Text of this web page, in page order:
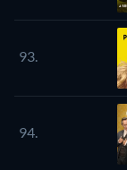
93.
94.